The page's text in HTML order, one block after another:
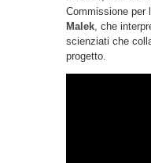
Commissione per
Malek, che
scienziati che
progetto.